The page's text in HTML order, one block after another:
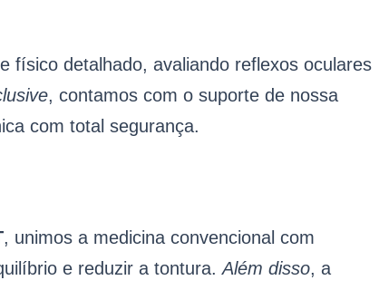
físico detalhado, avaliando reflexos oculares
, contamos com o suporte de nossa
com total segurança.
, unimos a medicina convencional com
e reduzir a tontura.Além disso, a